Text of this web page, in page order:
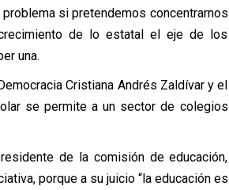
si pretendemos concentrarnos
de lo estatal el eje de los
una.
Cristiana Andrés Zaldívar y el
se permite a un sector de colegios
de la comisión de educación,
porque a su juicio “la educación es